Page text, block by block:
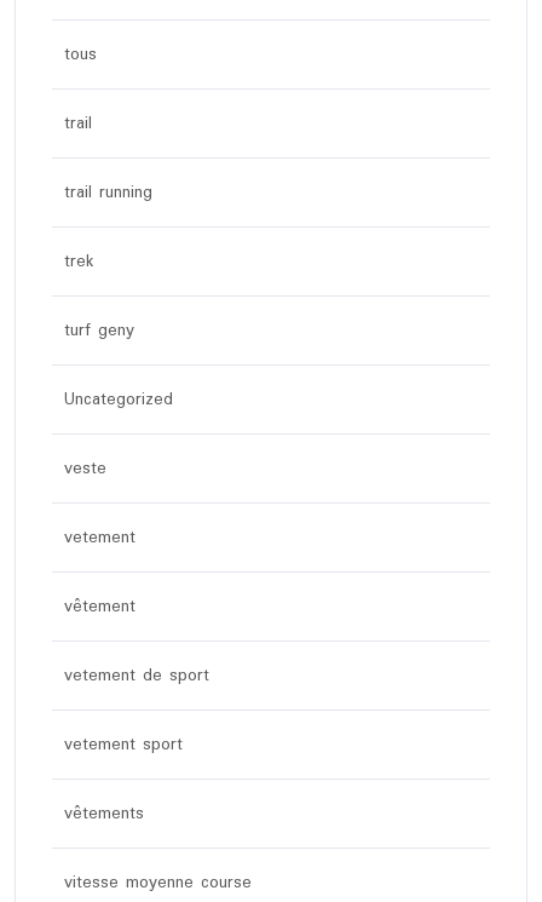
tous
trail
trail running
trek
turf geny
Uncategorized
veste
vetement
vêtement
vetement de sport
vetement sport
vêtements
vitesse moyenne course